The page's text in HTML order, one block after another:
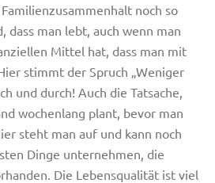
noch so
dass man lebt, auch wenn man
Mittel hat, dass man mit
stimmt der Spruch „Weniger
und durch! Auch die Tatsache,
wochenlang plant, bevor man
steht man auf und kann noch
Dinge unternehmen, die
Die Lebensqualität ist viel